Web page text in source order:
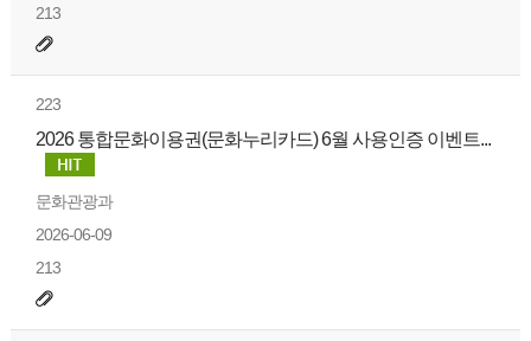
213
223
2026 통합문화이용권(문화누리카드) 6월 사용인증 이벤트...
문화관광과
2026-06-09
213